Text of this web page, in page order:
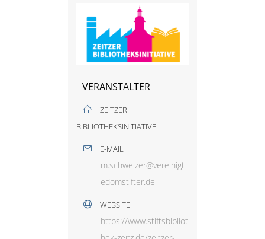
VERANSTALTER
ZEITZER
BIBLIOTHEKSINITIATIVE
E-MAIL
m.schweizer@vereinigt
edomstifter.de
WEBSITE
https://www.stiftsbibliot